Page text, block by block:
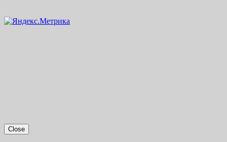
Close